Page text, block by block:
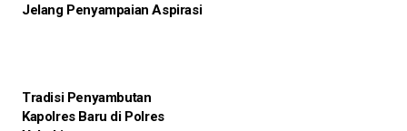
Jelang Penyampaian Aspirasi
Tradisi Penyambutan
Kapolres Baru di Polres